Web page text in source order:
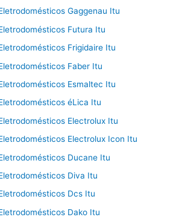
Gaggenau Itu
Futura Itu
Frigidaire Itu
Faber Itu
Esmaltec Itu
éLica Itu
Electrolux Itu
Electrolux Icon Itu
Ducane Itu
Diva Itu
Dcs Itu
Dako Itu